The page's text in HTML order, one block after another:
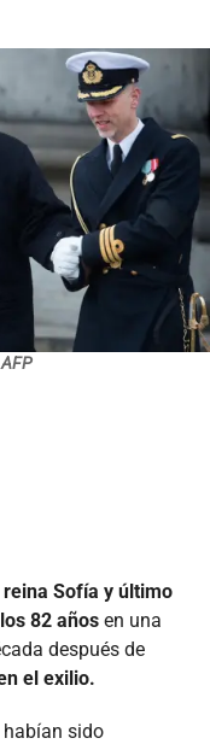
Sofía y último
82 años en una
después de
el exilio.
habían sido